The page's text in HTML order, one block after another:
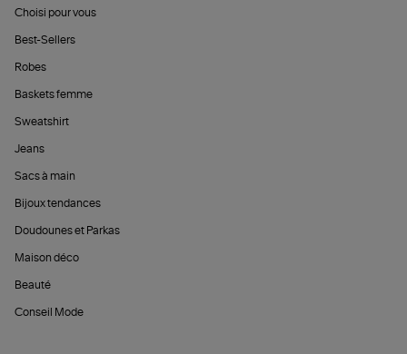
Choisi pour vous
Best-Sellers
Robes
Baskets femme
Sweatshirt
Jeans
Sacs à main
Bijoux tendances
Doudounes et Parkas
Maison déco
Beauté
Conseil Mode